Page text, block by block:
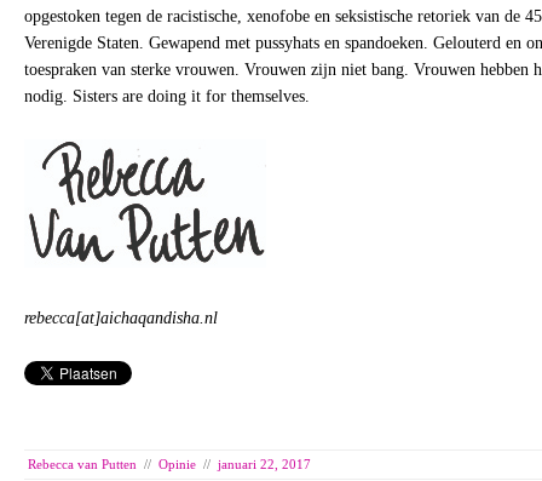
opgestoken tegen de racistische, xenofobe en seksistische retoriek van de 45
Verenigde Staten. Gewapend met pussyhats en spandoeken. Gelouterd en
toespraken van sterke vrouwen. Vrouwen zijn niet bang. Vrouwen hebben
nodig. Sisters are doing it for themselves.
rebecca[at]aichaqandisha.nl
Rebecca van Putten // Opinie // januari 22, 2017